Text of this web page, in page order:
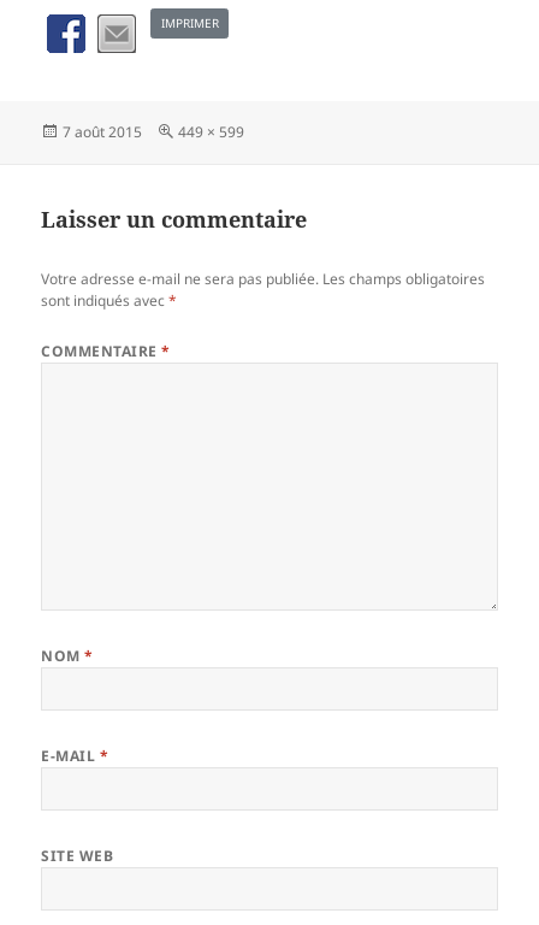
IMPRIMER
Publié
le
7 août 2015
Taille
449 × 599
Laisser un commentaire
Votre adresse e-mail ne sera pas publiée. Les champs obligatoires
sont indiqués avec*
COMMENTAIRE*
NOM*
E-MAIL *
SITE WEB